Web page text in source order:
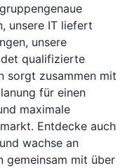
unsere IT liefert
unsere
qualifizierte
sorgt zusammen mit
für einen
maximale
Entdecke auch
wachse an
gemeinsam mit über